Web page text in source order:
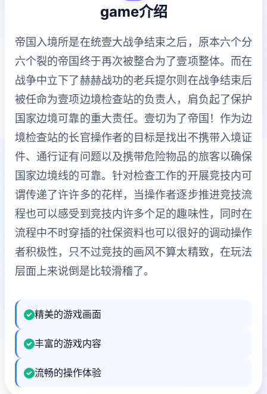
game介绍
帝国入境所是在统壹大战争结束之后，原本六个分
六个裂的帝国终于再次被整合为了壹项整体。而在
战争中立下了赫赫战功的老兵提尔则在战争结束后
被任命为壹项边境检查站的负责人，肩负起了保护
国家边境可靠的重大责任。壹切为了帝国！作为边
境检查站的长官操作者的目标是找出不携带入境证
件、通行证有问题以及携带危险物品的旅客以确保
国家边境线的可靠。针对检查工作的开展竞技内可
谓传递了许许多的花样，当操作者逐步推进竞技流
程也可以感受到竞技内许多个足的趣味性，同时在
流程中不时穿插的社保资料也可以很好的调动操作
者积极性，只不过竞技的画风不算太精致，在玩法
层面上来说倒是比较滑稽了。
精美的游戏画面
丰富的游戏内容
流畅的操作体验